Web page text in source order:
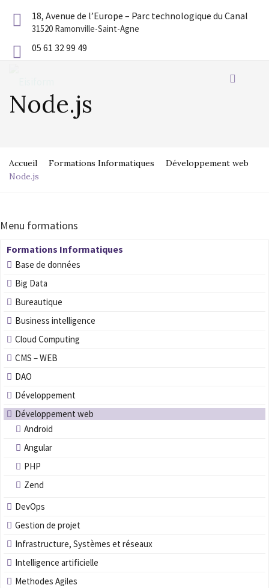
18, Avenue de l’Europe – Parc technologique du Canal
31520 Ramonville-Saint-Agne
05 61 32 99 49
Node.js
Accueil Formations Informatiques
Développement web
Node.js
Menu formations
Formations Informatiques
Base de données
Big Data
Bureautique
Business intelligence
Cloud Computing
CMS – WEB
DAO
Développement
Développement web
Android
Angular
PHP
Zend
DevOps
Gestion de projet
Infrastructure, Systèmes et réseaux
Intelligence artificielle
Methodes Agiles